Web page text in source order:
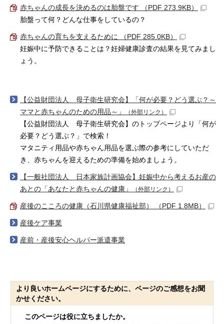
赤ちゃんの成長を決めるのは胎盤です （PDF 273.9KB）
胎盤って何？どんな仕事をしているの？
赤ちゃんの育ちを支えるために （PDF 285.0KB）
妊娠中に予防できることは？妊婦健康診査の結果を見てみまし
ょう。
【公益財団法人 母子衛生研究会】「何が必要？どう選ぶ？～
ママと赤ちゃんのための用品～」
（外部リンク）
【公益財団法人 母子衛生研究会】のトップページより「何が
必要？どう選ぶ？」で検索！
マタニティ用品や赤ちゃん用品を選ぶ際の参考にしていただ
き、赤ちゃんを迎えるための準備を始めましょう。
【一般社団法人 日本家族計画協会】妊娠中から考えるお産の
あとの「あなたと赤ちゃんの健康」
（外部リンク）
産後のこころの健康（石川県健康福祉部） （PDF 1.8MB）
産後ケア事業
産前・産後安心ヘルパー派遣事業
より良いホームページにするために、ページのご感想をお聞
かせください。
このページは役に立ちましたか。